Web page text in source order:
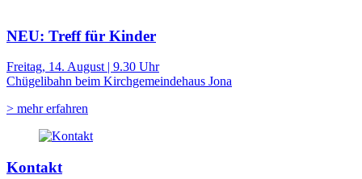
NEU: Treff für Kinder
Freitag, 14. August | 9.30 Uhr
Chügelibahn beim Kirchgemeindehaus Jona
> mehr erfahren
Kontakt